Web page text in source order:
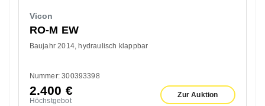
Vicon
RO-M EW
Baujahr 2014 hydraulisch klappbar
Nummer: 300393398
2.400 €
Höchstgebot
Zur Auktion